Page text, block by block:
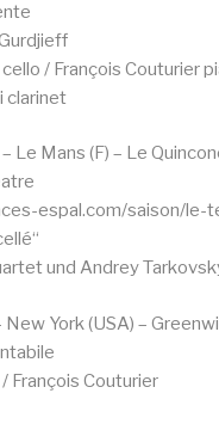
/ François Couturier
clarinet
Le Mans (F) – Le
espal.com/saison/le-
und Andrey
New York (USA) –
François Couturier